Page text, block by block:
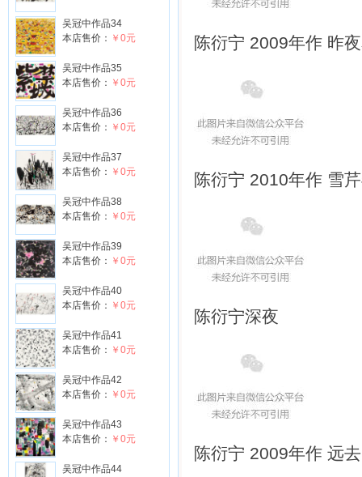
吴冠中作品34
本店售价： ￥0元
吴冠中作品35
本店售价： ￥0元
吴冠中作品36
本店售价： ￥0元
吴冠中作品37
本店售价： ￥0元
吴冠中作品38
本店售价： ￥0元
吴冠中作品39
本店售价： ￥0元
吴冠中作品40
本店售价： ￥0元
吴冠中作品41
本店售价： ￥0元
吴冠中作品42
本店售价： ￥0元
吴冠中作品43
本店售价： ￥0元
吴冠中作品44
陈衍宁 2009年作 昨
陈衍宁 2010年作 雪
陈衍宁深夜
陈衍宁 2009年作 远